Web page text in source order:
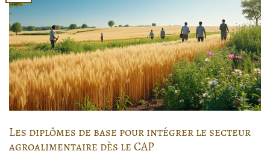
Les diplômes de base pour intégrer le secteur
agroalimentaire dès le CAP